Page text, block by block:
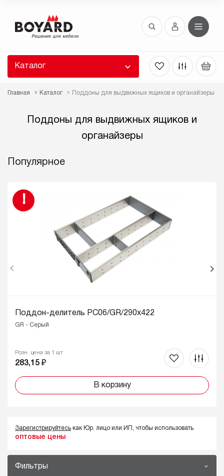
Каталог
Главная Каталог Поддоны для выдвижных ящиков и органайзеры
Поддоны для выдвижных ящиков и
органайзеры
Популярное
!
Поддон-делитель PC06/GR/290x422
GR - Серый
Розн. цена за 1 шт
283,15 ₽
В корзину
Зарегистрируйтесь как Юр. лицо или ИП, чтобы использовать
оптовые цены
Фильтры
Восстановление пароля
высланы вам по E-Mail.
ссылку для восстановления